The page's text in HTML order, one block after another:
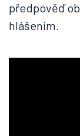
předpověď
hlášením.